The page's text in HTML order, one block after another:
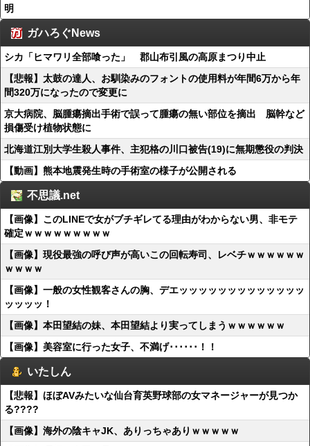
明
ガハろぐNews
シカ「ヒマワリ全部喰った」 郡山布引風の高原まつり中止
【悲報】太鼓の達人、お馴染みのフォントの使用料が年間6万から年
間320万になったので変更に
京大病院、脳腫瘍摘出手術で誤って腫瘍の無い部位を摘出 脳幹など
損傷受け植物状態に
北海道江別大学生殺人事件、主犯格の川口被告(19)に無期懲役の判決
【動画】熊本地震発生時の手術室の様子が公開される
不思議.net
【画像】このLINEで女がブチギレてる理由がわからない男、非モテ
確定ｗｗｗｗｗｗｗｗｗ
【画像】現役最強の呼び声が高いこの回転寿司、レベチｗｗｗｗｗｗ
ｗｗｗｗ
【画像】一般の女性観客さんの胸、デエッッッッッッッッッッッッッ
ッッッッ！
【画像】本田望結の妹、本田望結より実ってしまうｗｗｗｗｗｗ
【画像】美容室に行った女子、不満げ･･････！！
いたしん
【悲報】ほぼAVみたいな仙台育英野球部の女マネージャーが見つか
る????
【画像】海外の陰キャJK、ありっちゃありｗｗｗｗｗ